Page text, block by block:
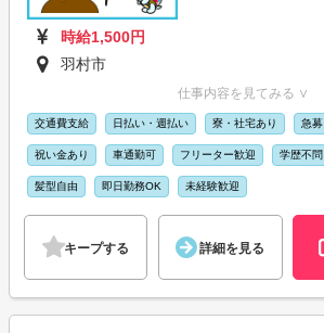
時給1,500円
羽村市
仕事内容を見てみる ∨
交通費支給 日払い・週払い 寮・社宅あり 急募
祝い金あり 車通勤可 フリーター歓迎 学歴不問
髪型自由 即日勤務OK 未経験歓迎
キープする 詳細を見る